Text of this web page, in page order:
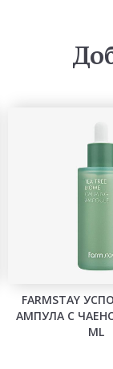
FARMSTAY
АМПУЛА С
ML